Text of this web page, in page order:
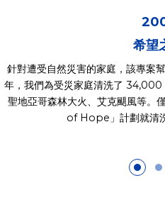
希望
針對遭受自然災害的家庭，該專案
年，我們為受災家庭清洗了 34,000
聖地亞哥森林大火、艾克颶風等
of Hope」計劃就清